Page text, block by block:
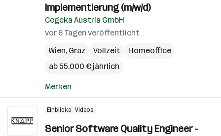
Implementierung (m/w/d)
Cegeka Austria GmbH
vor 6 Tagen veröffentlicht
Wien, Graz Vollzeit
Homeoffice
ab 55.000 € jährlich
Merken
Einblicke Videos
Senior Software Quality Engineer -